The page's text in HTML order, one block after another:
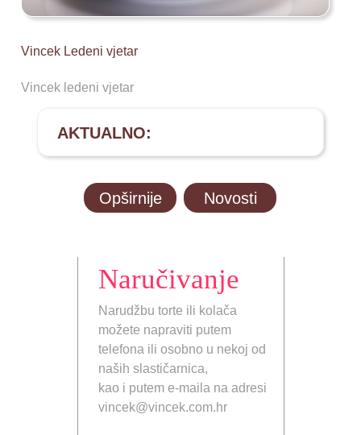
Vincek Ledeni vjetar
Vincek ledeni vjetar
AKTUALNO:
Opširnije Novosti
Naručivanje
Narudžbu torte ili kolača
možete napraviti putem
telefona ili osobno u nekoj od
naših slastičarnica,
kao i putem e-maila na adresi
vincek@vincek.com.hr